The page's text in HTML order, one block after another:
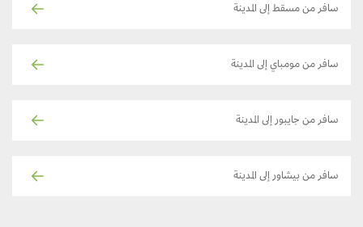
سافر من مسقط إلى المدينة
سافر من مومباي إلى المدينة
سافر من جايبور إلى المدينة
سافر من بيشاور إلى المدينة